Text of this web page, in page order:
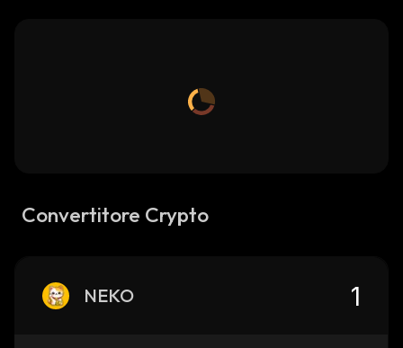
Convertitore Crypto
NEKO